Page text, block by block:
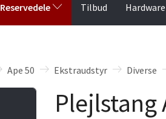
Reservedele Tilbud Hardware
Ape 50 Ekstraudstyr Diverse
Plejlstang